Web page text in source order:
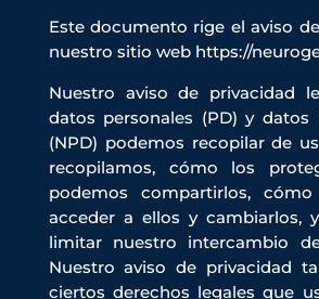
Este documento rige el aviso
nuestro sitio web https://
Nuestro aviso de privacidad
datos personales (PD) y datos
(NPD) podemos recopilar de
recopilamos, cómo los
podemos compartirlos,
acceder a ellos y cambiarlos,
limitar nuestro intercambio
Nuestro aviso de privacidad
ciertos derechos legales que